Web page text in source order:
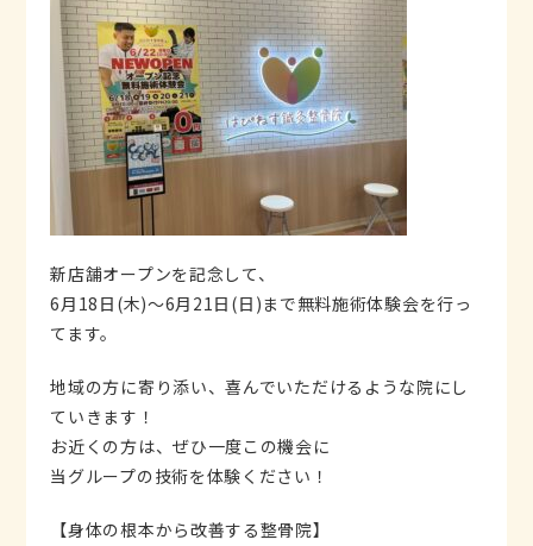
新店舗オープンを記念して、
6月18日(木)〜6月21日(日)まで無料施術体験会を行っ
てます。
地域の方に寄り添い、喜んでいただけるような院にし
ていきます！
お近くの方は、ぜひ一度この機会に
当グループの技術を体験ください！
【身体の根本から改善する整骨院】